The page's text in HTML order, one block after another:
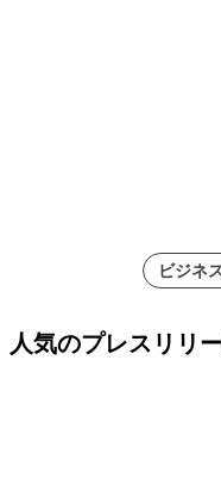
ビジネ
人気のプレスリリ